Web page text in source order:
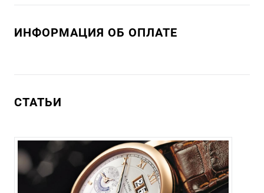
ИНФОРМАЦИЯ ОБ ОПЛАТЕ
СТАТЬИ